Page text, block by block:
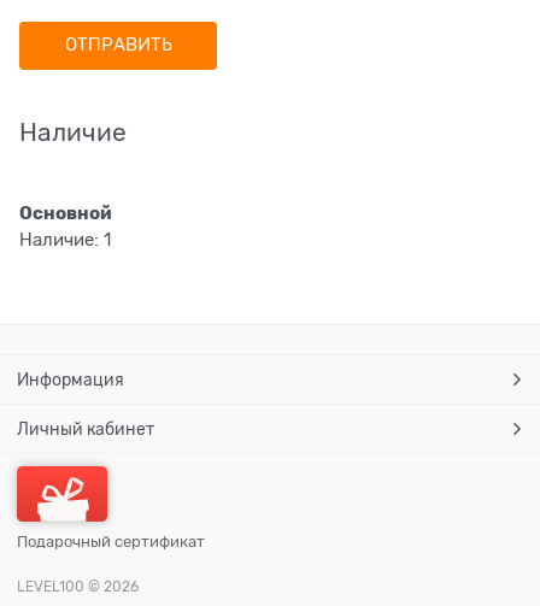
Наличие
Основной
Наличие: 1
Информация
Личный кабинет
Подарочный сертификат
LEVEL100 © 2026